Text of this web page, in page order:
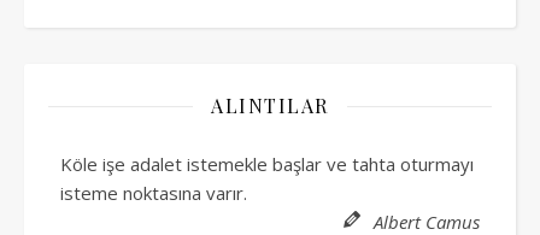
ALINTILAR
Köle işe adalet istemekle başlar ve tahta oturmayı
isteme noktasına varır.
Albert Camus